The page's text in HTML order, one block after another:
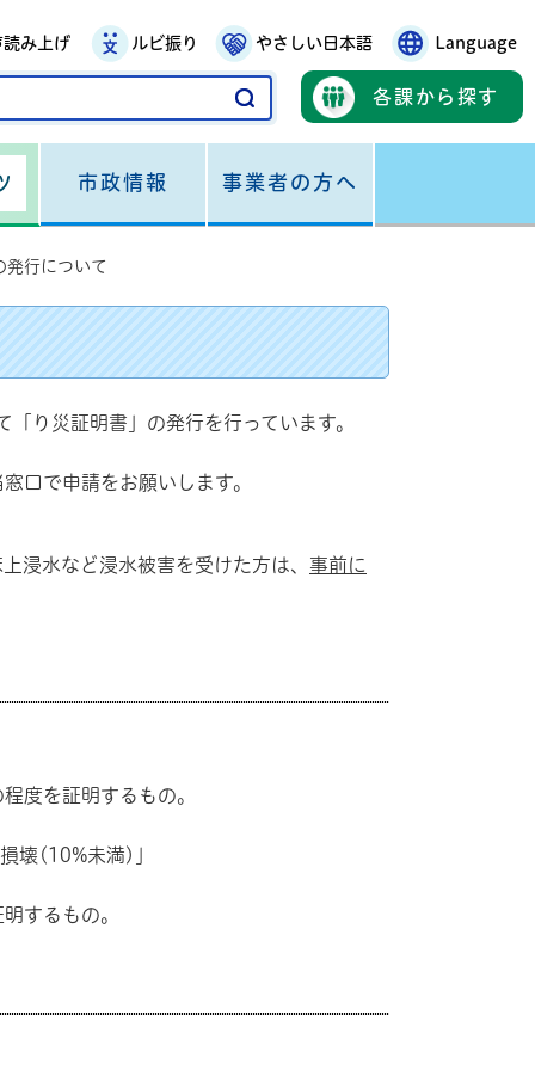
読み上げ ルビ振り やさしい日本語 Language
各課から探す
市政情報 事業者の方へ
行について
り災証明書」の発行を行っています。
口で申請をお願いします。
浸水など浸水被害を受けた方は、 事前に
を証明するもの。
未満)」
するもの。